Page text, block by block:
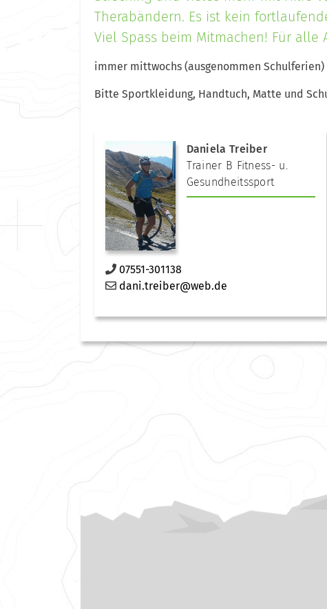
Therabändern. Es ist kein
Viel Spass beim Mitmachen! Für alle
immer mittwochs (ausgenommen Schulferien)
Bitte Sportkleidung, Handtuch, Matte und
Daniela Treiber
Trainer B Fitness- u.
Gesundheitssport
07551-301138
dani.treiber@web.de